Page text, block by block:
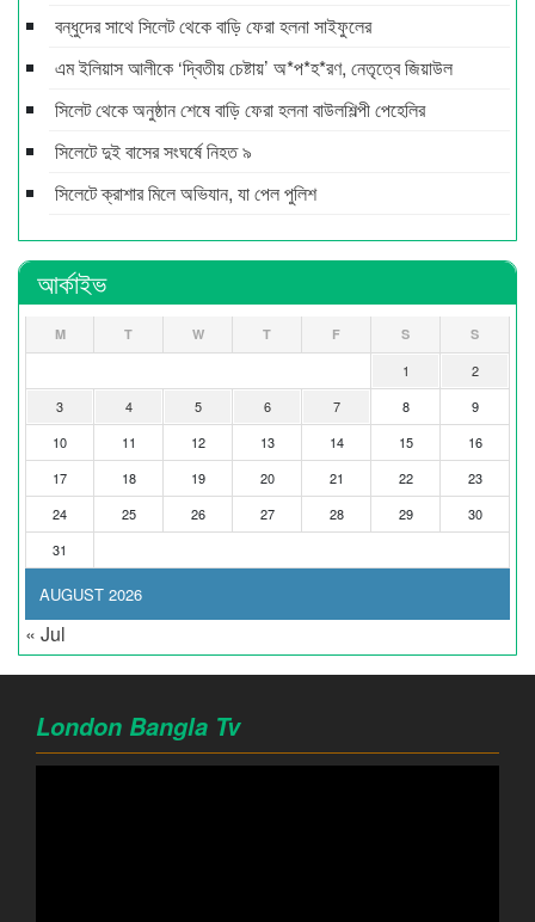
বন্ধুদের সাথে সিলেট থেকে বাড়ি ফেরা হলনা সাইফুলের
এম ইলিয়াস আলীকে ‘দ্বিতীয় চেষ্টায়’ অ*প*হ*রণ, নেতৃত্বে জিয়াউল
সিলেট থেকে অনুষ্ঠান শেষে বাড়ি ফেরা হলনা বাউলশিল্পী পেহেলির
সিলেটে দুই বাসের সংঘর্ষে নিহত ৯
সিলেটে ক্রাশার মিলে অভিযান, যা পেল পুলিশ
আর্কাইভ
AUGUST 2026
M T W T F S S
1
2
3
4 5 6 7 8
9
10
11 12 13 14 15
16
17
18 19 20 21 22
23
24
25 26 27 28 29
30
31
« Jul
London Bangla Tv